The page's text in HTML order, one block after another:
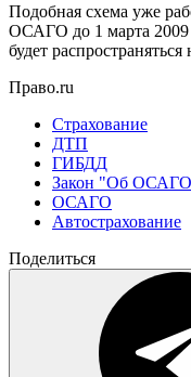
Подобная схема уже
ОСАГО до 1 марта 2009
будет
Право.ru
Страхование
ДТП
ГИБДД
Закон "Об
ОСАГО
Автострахование
Поделиться